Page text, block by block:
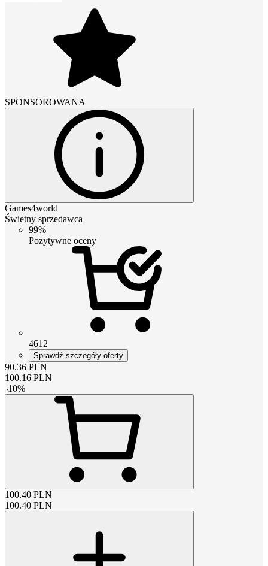
SPONSOROWANA
Games4world
Świetny sprzedawca
99%
Pozytywne oceny
4612
Sprawdź szczegóły oferty
90.36 PLN
100.16 PLN
-10%
100.40 PLN
100.40 PLN